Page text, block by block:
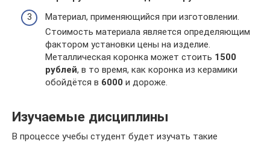
Материал, применяющийся при изготовлении.
Стоимость материала является определяющим
фактором установки цены на изделие.
Металлическая коронка может стоить 1500
рублей, в то время, как коронка из керамики
обойдётся в 6000 и дороже.
Изучаемые дисциплины
В процессе учебы студент будет изучать такие